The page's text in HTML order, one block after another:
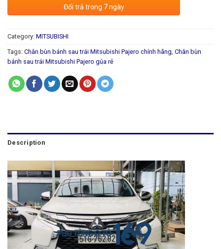
Đổi trả trong 7 ngày
Category: MITSUBISHI
Tags: Chắn bùn bánh sau trái Mitsubishi Pajero chính hãng, Chắn bùn
bánh sau trái Mitsubishi Pajero gúa rẻ
Description